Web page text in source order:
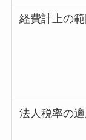
経費計上の
法人税率の適